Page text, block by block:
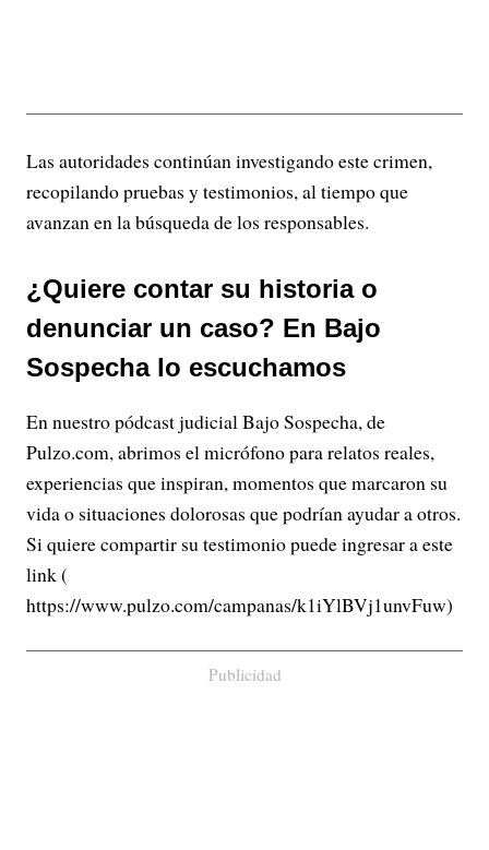
Las autoridades continúan investigando este crimen,
recopilando pruebas y testimonios, al tiempo que
avanzan en la búsqueda de los responsables.
¿Quiere contar su historia o
denunciar un caso? En Bajo
Sospecha lo escuchamos
En nuestro pódcast judicial Bajo Sospecha, de
Pulzo.com, abrimos el micrófono para relatos reales,
experiencias que inspiran, momentos que marcaron su
vida o situaciones dolorosas que podrían ayudar a otros.
Si quiere compartir su testimonio puede ingresar a este
link (
https://www.pulzo.com/campanas/k1iYlBVj1unvFuw)
Publicidad